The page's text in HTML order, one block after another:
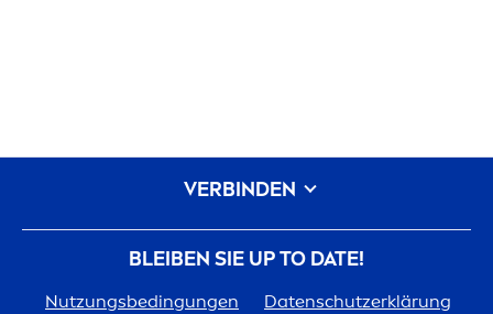
BLEIBEN SIE UP TO DATE!
Nutzungsbedingungen
Datenschutzerklärung
VERBINDEN